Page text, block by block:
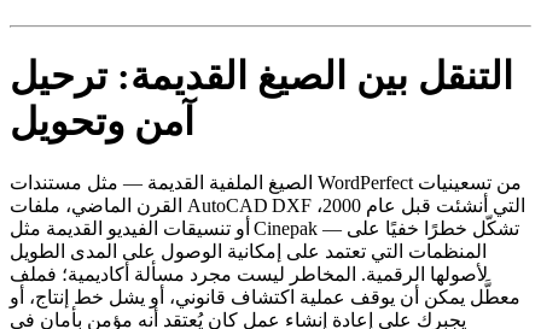
التنقل بين الصيغ القديمة: ترحيل
آمن وتحويل
الصيغ الملفية القديمة — مثل مستندات WordPerfect من تسعينيات
القرن الماضي، ملفات AutoCAD DXF التي أنشئت قبل عام 2000،
أو تنسيقات الفيديو القديمة مثل Cinepak — تشكّل خطرًا خفيًا على
المنظمات التي تعتمد على إمكانية الوصول على المدى الطويل
لأصولها الرقمية. المخاطر ليست مجرد مسألة أكاديمية؛ فملف
معطَّل يمكن أن يوقف عملية اكتشاف قانوني، أو يشل خط إنتاج، أو
يجبرك على إعادة إنشاء عمل كان يُعتقد أنه مؤمن بأمان في